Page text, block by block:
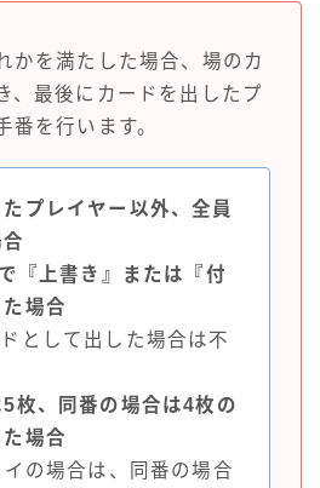
かを満たした場合、場のカ
、最後にカードを出したプ
番を行います。
たプレイヤー以外、全員
『上書き』または『付
場合
として出した場合は不
5枚、同番の場合は4枚の
場合
の場合は、同番の場合